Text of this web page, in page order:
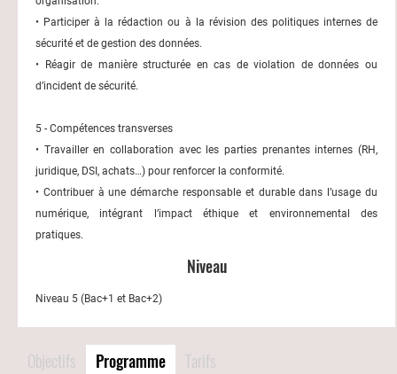
• Participer à la rédaction ou à la révision des politiques internes de
sécurité et de gestion des données.
• Réagir de manière structurée en cas de violation de données ou
d’incident de sécurité.
5 - Compétences transverses
• Travailler en collaboration avec les parties prenantes internes (RH,
juridique, DSI, achats…) pour renforcer la conformité.
• Contribuer à une démarche responsable et durable dans l’usage du
numérique, intégrant l’impact éthique et environnemental des
pratiques.
Niveau
Niveau 5 (Bac+1 et Bac+2)
Objectifs Programme Tarifs